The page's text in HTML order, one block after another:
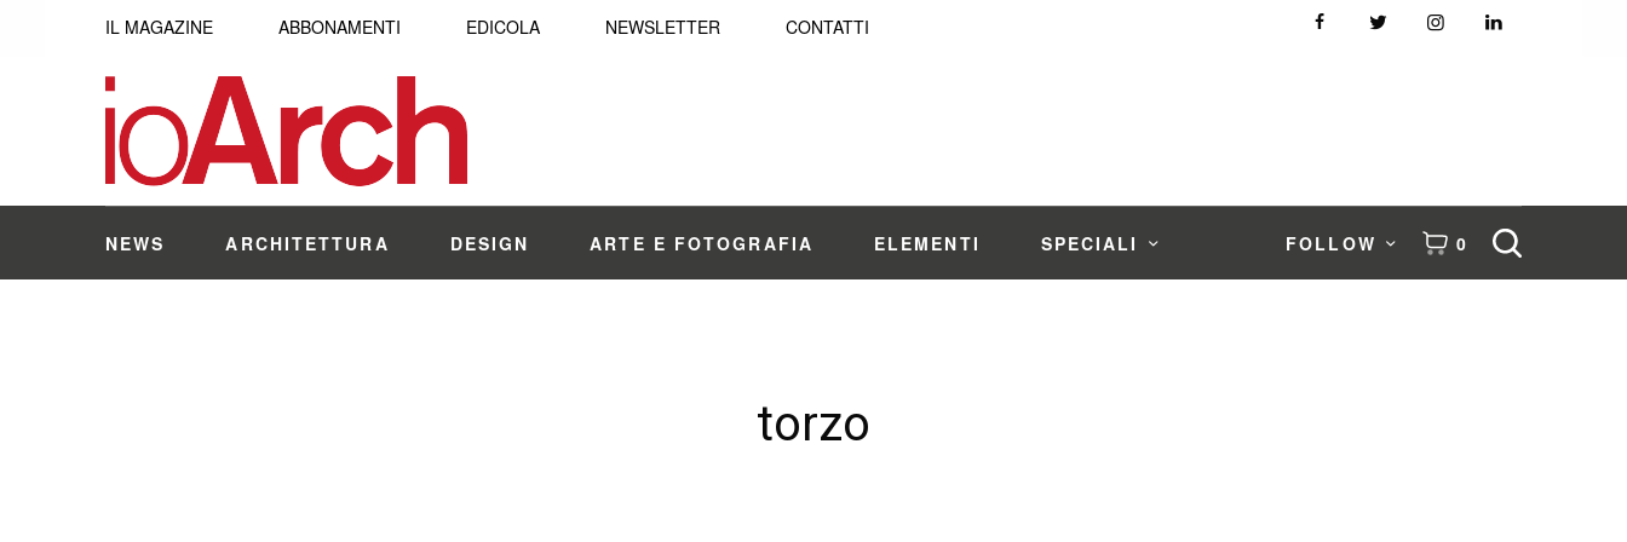
IL MAGAZINE ABBONAMENTI EDICOLA NEWSLETTER CONTATTI
NEWS ARCHITETTURA DESIGN ARTE E FOTOGRAFIA ELEMENTI SPECIALI FOLLOW 0
torzo